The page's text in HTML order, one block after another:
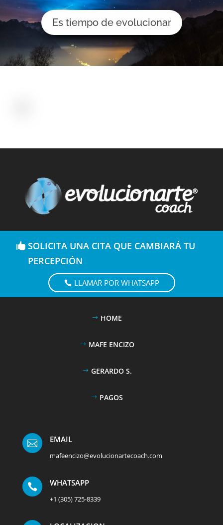
Es tiempo de evolucionar
SOLICITA UNA CITA QUE CAMBIARÁ TU
PERCEPCIÓN
LLAMAR POR WHATSAPP
HOME
MAFE ENCIZO
GERARDO S.
PAGOS
 EMAIL
mafeencizo@evolucionartecoach.com
 WHATSAPP
+1 (305) 725-8339